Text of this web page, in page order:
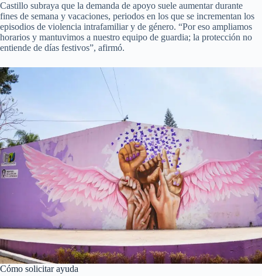
Castillo subraya que la demanda de apoyo suele aumentar durante
fines de semana y vacaciones, periodos en los que se incrementan los
episodios de violencia intrafamiliar y de género. “Por eso ampliamos
horarios y mantuvimos a nuestro equipo de guardia; la protección no
entiende de días festivos”, afirmó.
Cómo solicitar ayuda